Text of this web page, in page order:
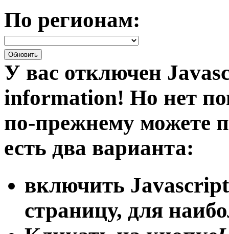
По регионам:
У вас отключен
information! Но нет
по-прежнему можете
есть два варианта:
включить Javascript
страницу, для